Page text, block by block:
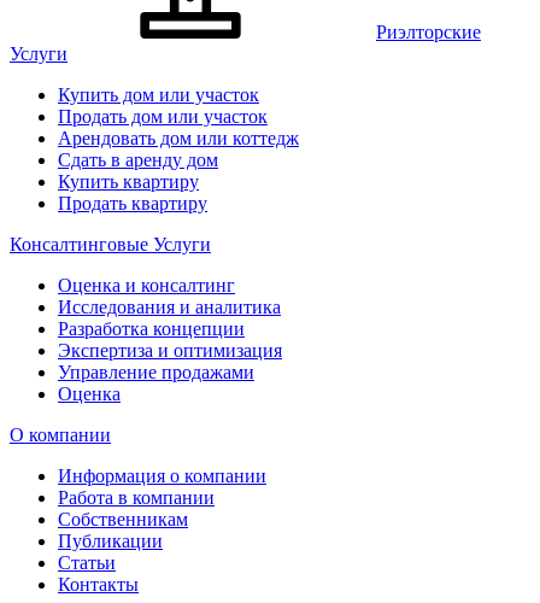
Риэлторские
Услуги
Купить дом или участок
Продать дом или участок
Арендовать дом или коттедж
Сдать в аренду дом
Купить квартиру
Продать квартиру
Консалтинговые Услуги
Оценка и консалтинг
Исследования и аналитика
Разработка концепции
Экспертиза и оптимизация
Управление продажами
Оценка
О компании
Информация о компании
Работа в компании
Собственникам
Публикации
Статьи
Контакты